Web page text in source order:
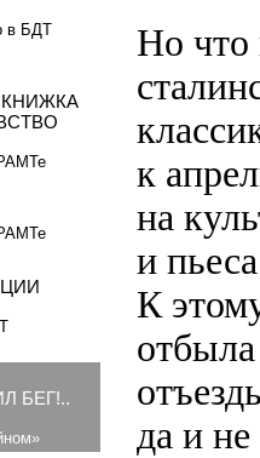
Но что
к
на
и
К
да и
в БДТ
КНИЖКА
БЕГ!..